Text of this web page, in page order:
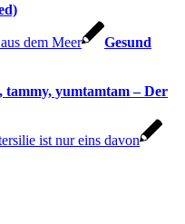
Gesund
tammy, yumtamtam – Der